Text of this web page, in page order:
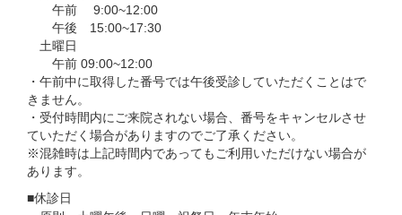
午前 9:00~12:00
午後 15:00~17:30
土曜日
午前 09:00~12:00
・午前中に取得した番号では午後受診していただくことはで
きません。
・受付時間内にご来院されない場合、番号をキャンセルさせ
ていただく場合がありますのでご了承ください。
※混雑時は上記時間内であってもご利用いただけない場合が
あります。
■休診日